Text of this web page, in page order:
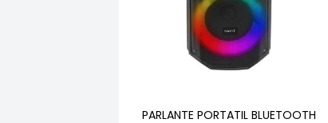
PARLANTE PORTATIL BLUETOOTH